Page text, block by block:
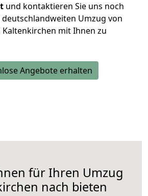
und kontaktieren Sie uns noch
Umzug von
mit Ihnen zu
Angebote erhalten
für Ihren Umzug
nach bieten